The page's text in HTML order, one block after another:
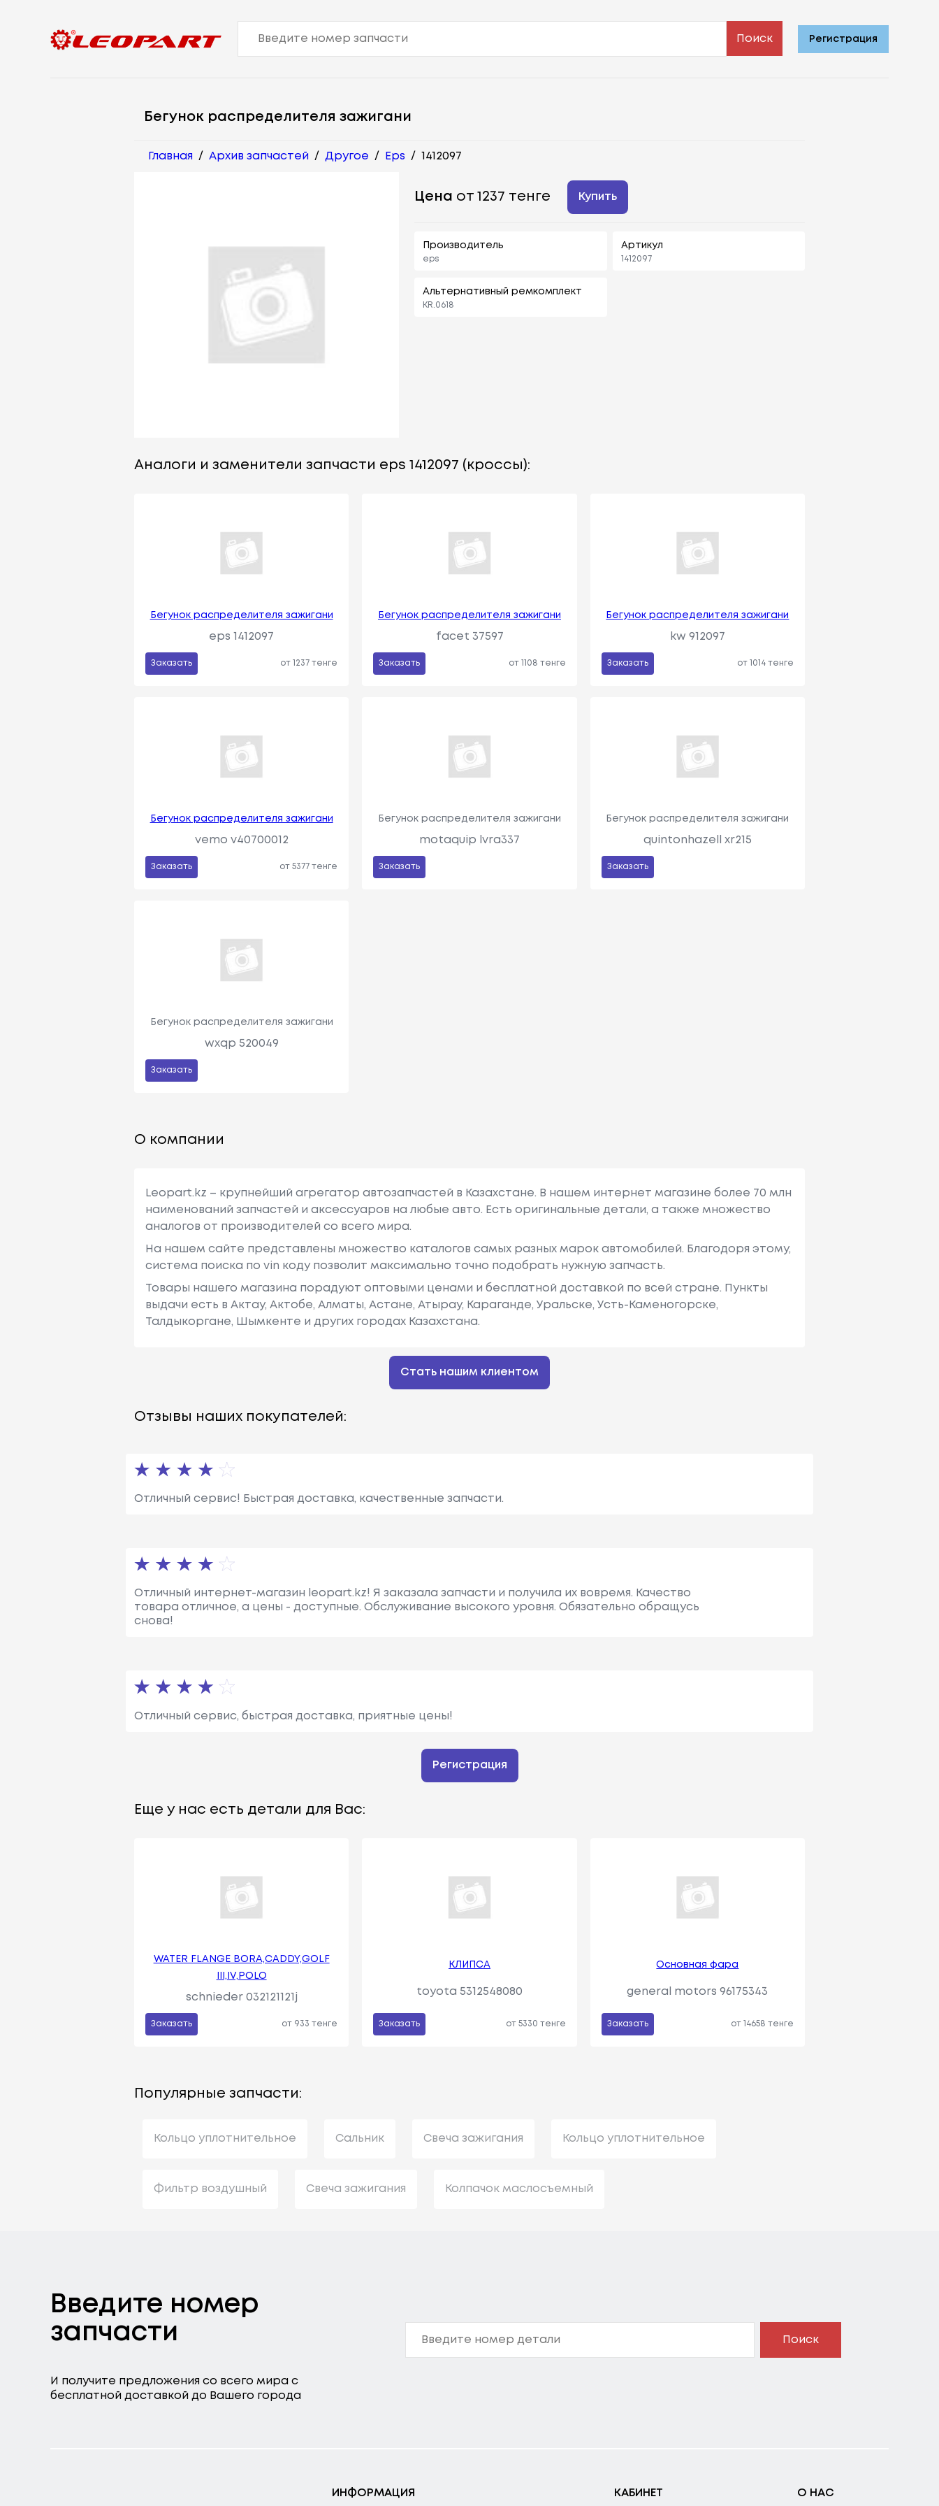
Поиск Регистрация
Бегунок распределителя зажигани
Главная / Архив запчастей / Другое / Eps / 1412097
Цена от 1237 тенге Купить
Производитель
eps
Артикул
1412097
Альтернативный ремкомплект
KR.0618
Аналоги и заменители запчасти eps 1412097 (кроссы):
Бегунок распределителя зажигани
eps 1412097
Заказать от 1237 тенге
Бегунок распределителя зажигани
facet 37597
Заказать от 1108 тенге
Бегунок распределителя зажигани
kw 912097
Заказать от 1014 тенге
Бегунок распределителя зажигани
vemo v40700012
Заказать от 5377 тенге
Бегунок распределителя зажигани
motaquip lvra337
Заказать
Бегунок распределителя зажигани
quintonhazell xr215
Заказать
Бегунок распределителя зажигани
wxqp 520049
Заказать
О компании
Leopart.kz – крупнейший агрегатор автозапчастей в Казахстане. В нашем интернет магазине более 70 млн
наименований запчастей и аксессуаров на любые авто. Есть оригинальные детали, а также множество
аналогов от производителей со всего мира.
На нашем сайте представлены множество каталогов самых разных марок автомобилей. Благодоря этому,
система поиска по vin коду позволит максимально точно подобрать нужную запчасть.
Товары нашего магазина порадуют оптовыми ценами и бесплатной доставкой по всей стране. Пункты
выдачи есть в Актау, Актобе, Алматы, Астане, Атырау, Караганде, Уральске, Усть-Каменогорске,
Талдыкоргане, Шымкенте и других городах Казахстана.
Стать нашим клиентом
Отзывы наших покупателей:
Отличный сервис! Быстрая доставка, качественные запчасти.
Отличный интернет-магазин leopart.kz! Я заказала запчасти и получила их вовремя. Качество
товара отличное, а цены - доступные. Обслуживание высокого уровня. Обязательно обращусь
снова!
Отличный сервис, быстрая доставка, приятные цены!
Регистрация
Еще у нас есть детали для Вас:
WATER FLANGE BORA,CADDY,GOLF
III,IV,POLO
schnieder 032121121j
Заказать от 933 тенге
КЛИПСА
toyota 5312548080
Заказать от 5330 тенге
Основная фара
general motors 96175343
Заказать от 14658 тенге
Популярные запчасти:
Кольцо уплотнительное Сальник Свеча зажигания Кольцо уплотнительное
Фильтр воздушный Свеча зажигания Колпачок маслосъемный
Введите номер
запчасти
И получите предложения со всего мира с
бесплатной доставкой до Вашего города
Поиск
ИНФОРМАЦИЯ КАБИНЕТ О НАС